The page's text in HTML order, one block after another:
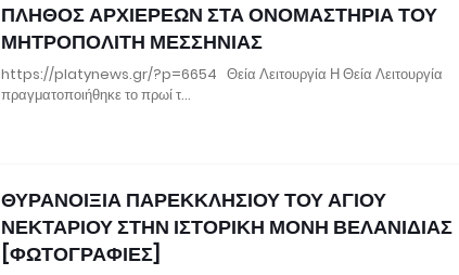
ΠΛΗΘΟΣ ΑΡΧΙΕΡΕΩΝ ΣΤΑ ΟΝΟΜΑΣΤΗΡΙΑ ΤΟΥ
ΜΗΤΡΟΠΟΛΙΤΗ ΜΕΣΣΗΝΙΑΣ
https://platynews.gr/?p=6654 Θεία Λειτουργία Η Θεία Λειτουργία
πραγματοποιήθηκε το πρωί τ…
ΘΥΡΑΝΟΙΞΙΑ ΠΑΡΕΚΚΛΗΣΙΟΥ ΤΟΥ ΑΓΙΟΥ
ΝΕΚΤΑΡΙΟΥ ΣΤΗΝ ΙΣΤΟΡΙΚΗ ΜΟΝΗ ΒΕΛΑΝΙΔΙΑΣ
[ΦΩΤΟΓΡΑΦΙΕΣ]